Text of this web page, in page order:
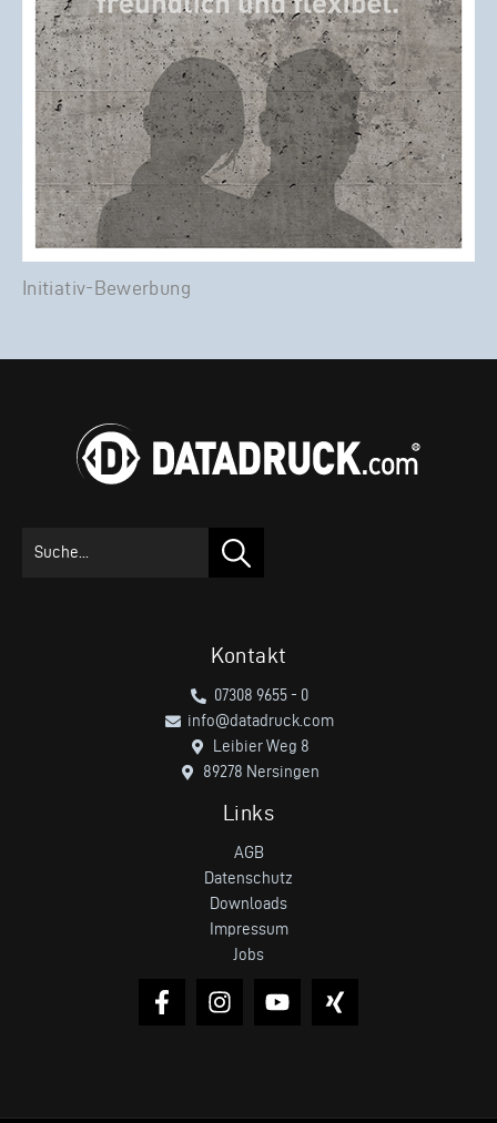
Initiativ-Bewerbung
Kontakt
07308 9655 - 0
info@datadruck.com
Leibier Weg 8
89278 Nersingen
Links
AGB
Datenschutz
Downloads
Impressum
Jobs